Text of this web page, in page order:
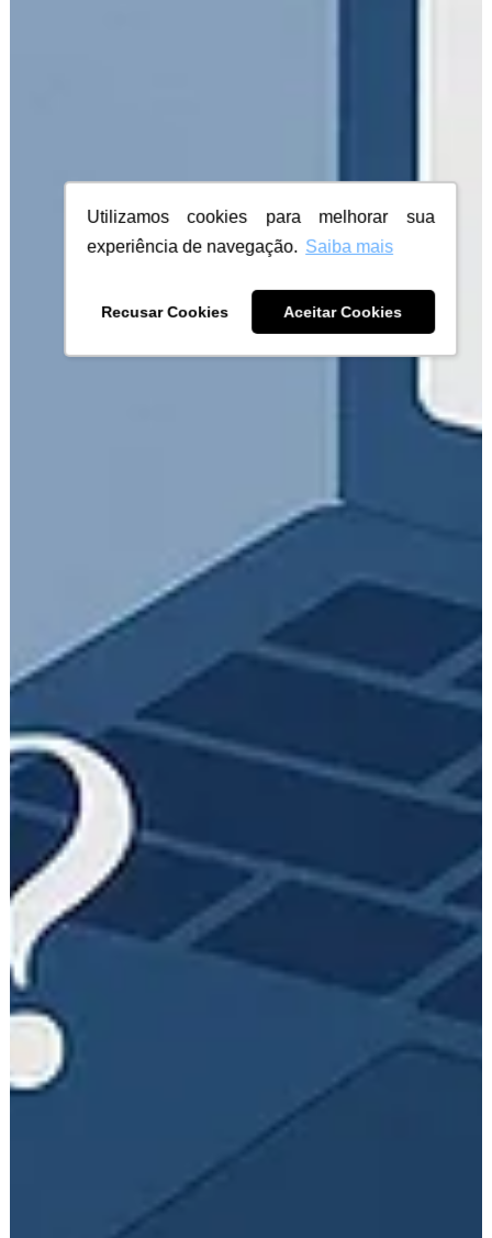
Utilizamos cookies para melhorar sua
experiência de navegação. Saiba mais
Recusar Cookies Aceitar Cookies